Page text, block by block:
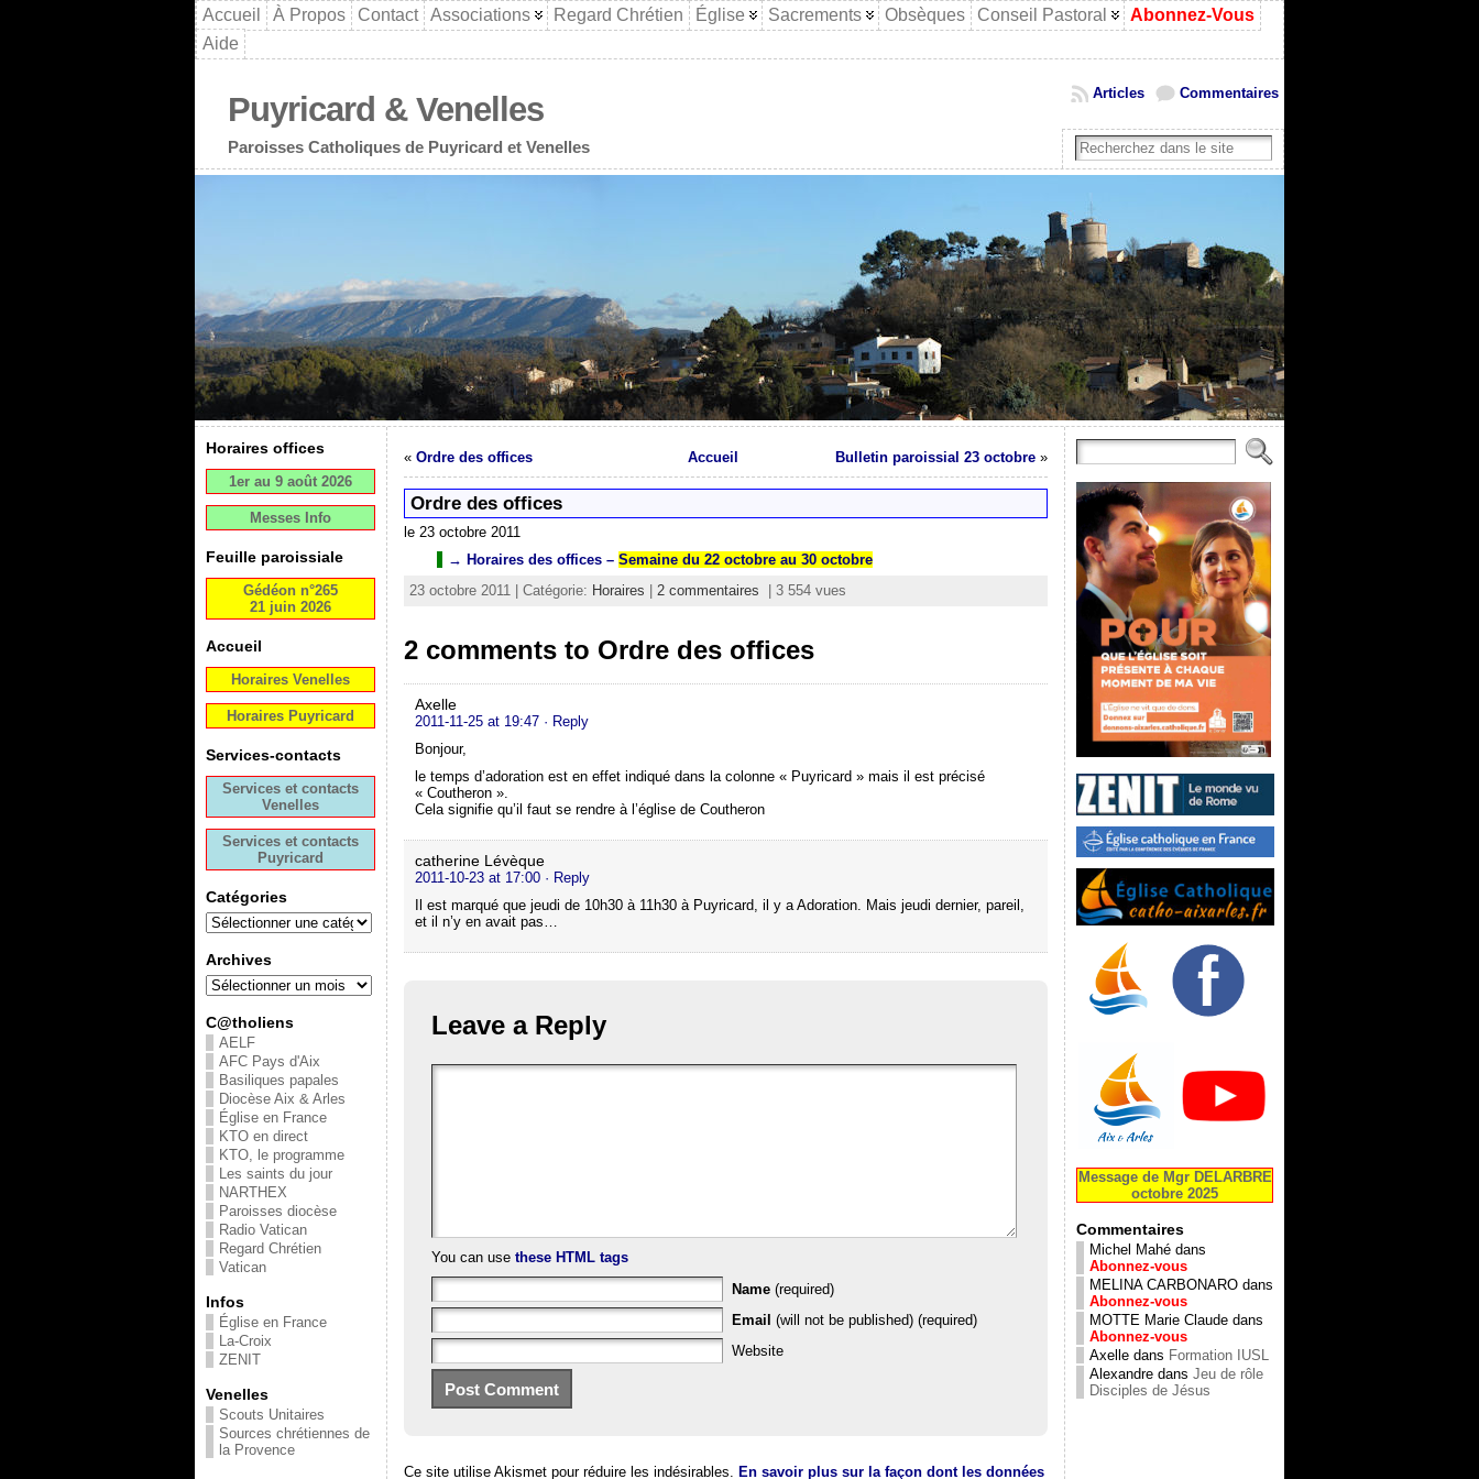
Accueil À Propos Contact Associations Regard Chrétien Église Sacrements Obsèques Conseil Pastoral
Abonnez-Vous
Aide
Puyricard & Venelles
Paroisses Catholiques de Puyricard et Venelles
Commentaires
Articles
Horaires offices
1er au 9 août 2026
Messes Info
Feuille paroissiale
Gédéon n°265
21 juin 2026
Accueil
Horaires Venelles
Horaires Puyricard
Services-contacts
Services et contacts
Venelles
Services et contacts
Puyricard
Catégories
Archives
C@tholiens
AELF
AFC Pays d'Aix
Basiliques papales
Diocèse Aix & Arles
Église en France
KTO en direct
KTO, le programme
Les saints du jour
NARTHEX
Paroisses diocèse
Radio Vatican
Regard Chrétien
Vatican
Infos
Église en France
La-Croix
ZENIT
Venelles
Scouts Unitaires
Sources chrétiennes de
la Provence
« Ordre des offices Accueil Bulletin paroissial 23 octobre »
Ordre des offices
le 23 octobre 2011
→ Horaires des offices – Semaine du 22 octobre au 30 octobre
23 octobre 2011 | Catégorie: Horaires 2 commentaires | 3 554 vues
2 comments to Ordre des offices
Axelle
2011-11-25 at 19:47 · Reply
Bonjour,
le temps d’adoration est en effet indiqué dans la colonne « Puyricard » mais il est précisé
« Coutheron ».
Cela signifie qu’il faut se rendre à l’église de Coutheron
catherine Lévèque
2011-10-23 at 17:00 · Reply
Il est marqué que jeudi de 10h30 à 11h30 à Puyricard, il y a Adoration. Mais jeudi dernier, pareil,
et il n’y en avait pas…
Leave a Reply
You can use these HTML tags
Name (required)
Email (will not be published) (required)
Website
Ce site utilise Akismet pour réduire les indésirables. En savoir plus sur la façon dont les données
Message de Mgr DELARBRE
octobre 2025
Commentaires
Michel Mahé dans
Abonnez-vous
MELINA CARBONARO dans
Abonnez-vous
MOTTE Marie Claude dans
Abonnez-vous
Axelle dans Formation IUSL
Alexandre dans Jeu de rôle
Disciples de Jésus